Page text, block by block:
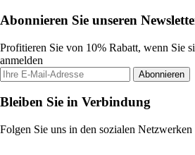
Abonnieren Sie unseren
Profitieren Sie von 10% Rabatt, wenn Sie
anmelden
Abonnieren
Bleiben Sie in Verbindung
Folgen Sie uns in den sozialen Netzwerken